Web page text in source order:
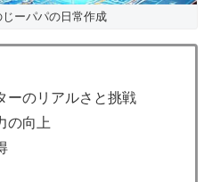
ーパパの日常作成
ーのリアルさと挑戦
の向上